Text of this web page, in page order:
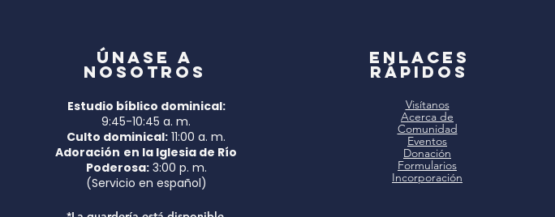
Únase a
nosotros
Estudio bíblico dominical:
9:45-10:45 a. m.
Culto dominical: 11:00 a. m.
Adoración en la Iglesia de Río
Poderosa:3:00 p. m.
(Servicio en español)
Enlaces
rápidos
Visítanos
Acerca de
Comunidad
Eventos
Donación
Formularios
Incorporación